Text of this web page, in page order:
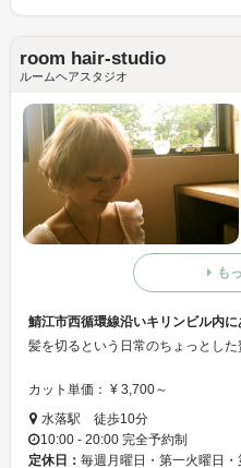
room hair-studio
ルームヘアスタジオ
も
鯖江市西循環線沿いキリンビル内に
カット単価： ¥ 3,700～
水落駅 徒歩10分
10:00 - 20:00 完全予約制
定休日： 毎週月曜日・第一火曜日・